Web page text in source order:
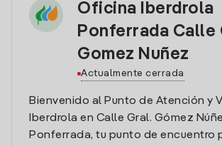
Oficina Iberdrola
Ponferrada Calle
Gomez Nuñez
Actualmente cerrada
Bienvenido al Punto de Atención y
Iberdrola en Calle Gral. Gómez
Ponferrada, tu punto de encuentro